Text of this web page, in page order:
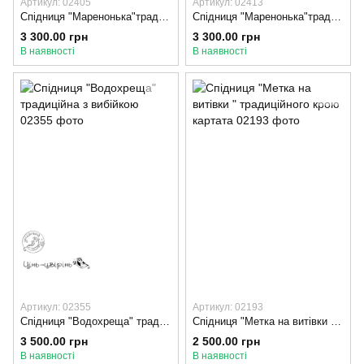
Артикул: 02405
Спідниця "Маренонька"традиційного крою з оксамитом
3 300.00 грн
В наявності
Артикул: 02413
Спідниця "Маренонька"традиційного крою з оксамитом, 75-80, Оксамит
3 300.00 грн
В наявності
Артикул: 02355
Спідниця "Водохреща" традиційна з вибійкою
3 500.00 грн
В наявності
Артикул: 02193
Спідниця "Метка на витівки " традиційного крою картата
2 500.00 грн
В наявності